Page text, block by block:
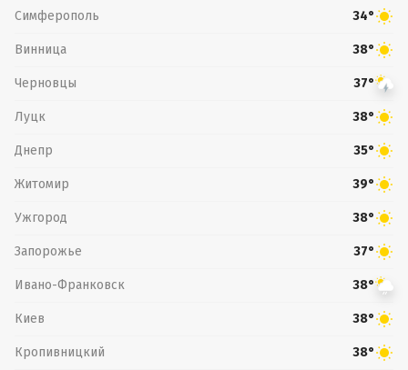
Симферополь 34°
Винница 38°
Черновцы 37°
Луцк 38°
Днепр 35°
Житомир 39°
Ужгород 38°
Запорожье 37°
Ивано-Франковск 38°
Киев 38°
Кропивницкий 38°